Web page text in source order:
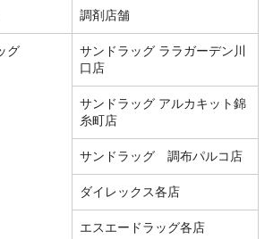
調剤店舗
グ
サンドラッグ ララガーデン川
口店
サンドラッグ アルカキット錦
糸町店
サンドラッグ 調布パルコ店
ダイレックス各店
エスエードラッグ各店